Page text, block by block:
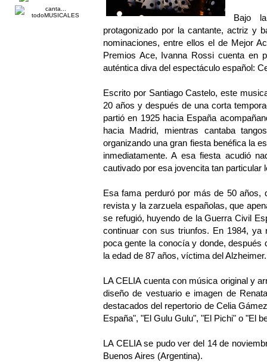
Bajo
protagonizado por la cantante, actriz y
nominaciones, entre ellos el de Mejor
Premios Ace, Ivanna Rossi cuenta en
auténtica diva del espectáculo español:
Escrito por Santiago Castelo, este
20 años y después de una corta
partió en 1925 hacia España
hacia Madrid, mientras cantaba
organizando una gran fiesta benéfica la
inmediatamente. A esa fiesta acudió
cautivado por esa jovencita tan particular
Esa fama perduró por más de 50 años,
revista y la zarzuela españolas, que
se refugió, huyendo de la Guerra Civil
continuar con sus triunfos. En 1984, ya
poca gente la conocía y donde,
la edad de 87 años, víctima del Alzheimer.
LA CELIA cuenta con música original y
diseño de vestuario e imagen de
destacados del repertorio de Celia
España", "El Gulu Gulu", "El Pichi" o "El
LA CELIA se pudo ver del 14 de
Buenos Aires (Argentina).